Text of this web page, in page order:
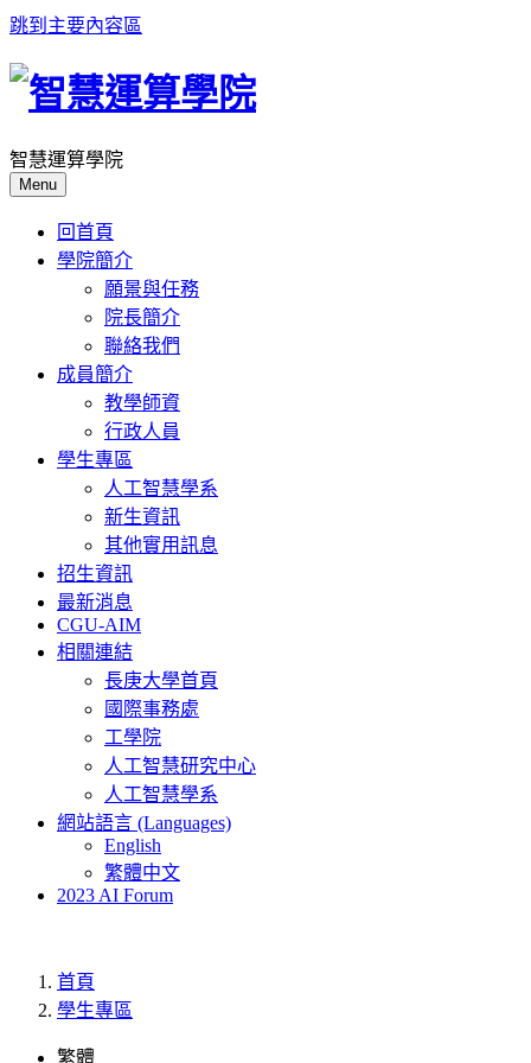
跳到主要內容區
智慧運算學院
Menu
回首頁
學院簡介
願景與任務
院長簡介
聯絡我們
成員簡介
教學師資
行政人員
學生專區
人工智慧學系
新生資訊
其他實用訊息
招生資訊
最新消息
CGU-AIM
相關連結
長庚大學首頁
國際事務處
工學院
人工智慧研究中心
人工智慧學系
網站語言 (Languages)
English
繁體中文
2023 AI Forum
首頁
學生專區
繁體